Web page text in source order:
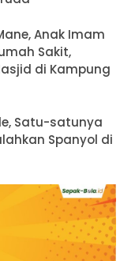
Anak Imam
Sakit,
di Kampung
Satu-satunya
Spanyol di